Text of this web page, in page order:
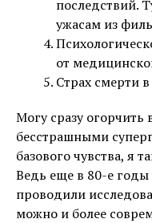
последствий.
ужасам из
от
Страх смерти
Могу сразу огорчить
бесстрашными
базового чувства, я
Ведь еще в 80-е годы
проводили
можно и более